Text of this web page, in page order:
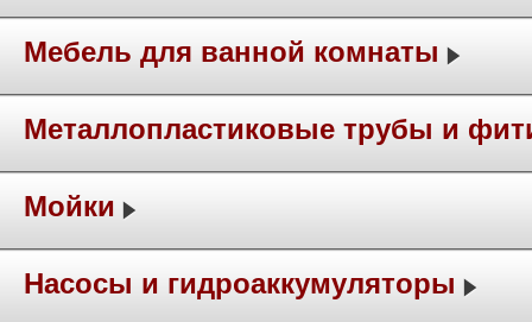
Мебель для ванной комнаты
Металлопластиковые трубы и
Мойки
Насосы и гидроаккумуляторы